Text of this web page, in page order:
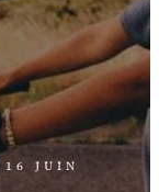
16 JUIN